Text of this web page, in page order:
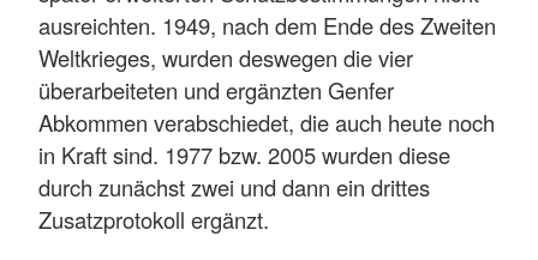
ausreichten. 1949, nach dem Ende des Zweiten
Weltkrieges, wurden deswegen die vier
überarbeiteten und ergänzten Genfer
Abkommen verabschiedet, die auch heute noch
in Kraft sind. 1977 bzw. 2005 wurden diese
durch zunächst zwei und dann ein drittes
Zusatzprotokoll ergänzt.